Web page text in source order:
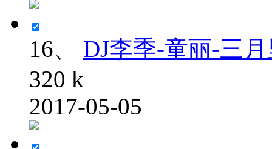
16、
DJ李季-童丽-三
320 k
2017-05-05